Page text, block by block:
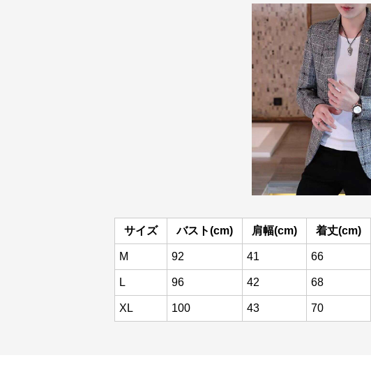
サイズ バスト(cm) 肩幅(cm) 着丈(cm)
M 92 41 66
L 96 42 68
XL 100 43 70